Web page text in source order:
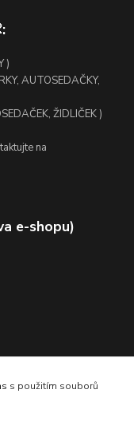
)
AUTOSEDAČKY,
ŽIDLIČEK )
na
e-shopu)
s použitím souborů